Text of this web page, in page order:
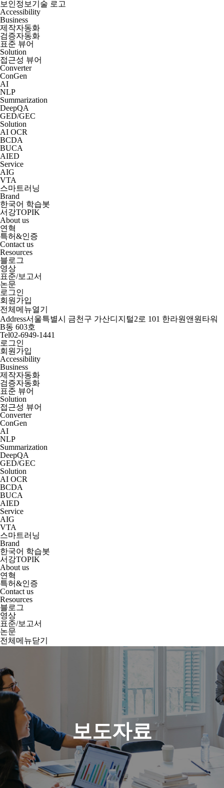
보인정보기술 로고
Accessibility
Business
제작자동화
검증자동화
표준 뷰어
Solution
접근성 뷰어
Converter
ConGen
AI
NLP
Summarization
DeepQA
GED/GEC
Solution
AI OCR
BCDA
BUCA
AIED
Service
AIG
VTA
스마트러닝
Brand
한국어 학습봇
서강TOPIK
About us
연혁
특허&인증
Contact us
Resources
블로그
영상
표준/보고서
논문
로그인
회원가입
전체메뉴열기
Address서울특별시 금천구 가산디지털2로 101 한라원앤원타워
B동 603호
Tel02-6949-1441
로그인
회원가입
Accessibility
Business
제작자동화
검증자동화
표준 뷰어
Solution
접근성 뷰어
Converter
ConGen
AI
NLP
Summarization
DeepQA
GED/GEC
Solution
AI OCR
BCDA
BUCA
AIED
Service
AIG
VTA
스마트러닝
Brand
한국어 학습봇
서강TOPIK
About us
연혁
특허&인증
Contact us
Resources
블로그
영상
표준/보고서
논문
전체메뉴닫기
보도자료